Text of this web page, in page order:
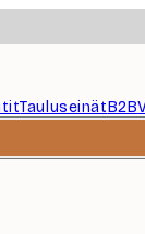
TauluseinätB2B